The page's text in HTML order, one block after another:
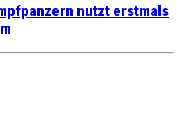
nutzt erstmals